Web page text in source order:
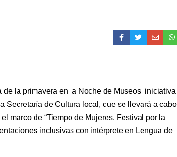
la primavera en la Noche de Museos, iniciativa
Secretaría de Cultura local, que se llevará a cabo
marco de “Tiempo de Mujeres. Festival por la
inclusivas con intérprete en Lengua de